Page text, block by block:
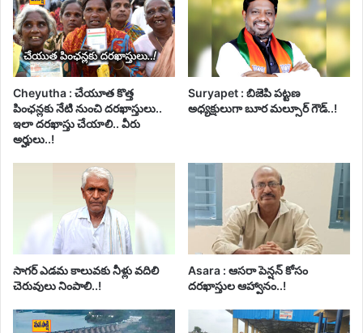
Cheyutha : చేయూత కొత్త
పింఛన్లకు నేటి నుంచి దరఖాస్తులు..
ఇలా దరఖాస్తు చేయాలి.. వీరు
అర్హులు..!
Suryapet : బిజెపి పట్టణ
అధ్యక్షులుగా బూర మల్సూర్ గౌడ్..!
సాగర్ ఎడమ కాలువకు నీళ్లు వదిలి
చెరువులు నింపాలి..!
Asara : ఆసరా పెన్షన్ కోసం
దరఖాస్తుల ఆహ్వానం..!